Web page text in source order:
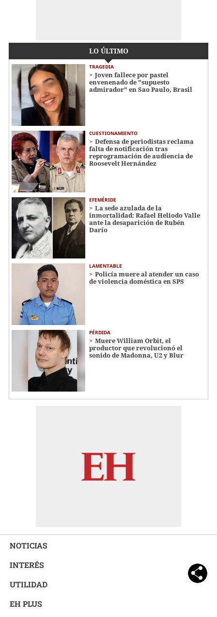
LO ÚLTIMO
TRAGEDIA
Joven fallece por pastel
envenenado de "supuesto
admirador" en Sao Paulo, Brasil
CUESTIONAMIENTO
Defensa de periodistas reclama
falta de notificación tras
reprogramación de audiencia de
Roosevelt Hernández
EFEMÉRIDE
La sede azulada de la
inmortalidad: Rafael Heliodo Valle
ante la desaparición de Rubén
Darío
LAMENTABLE
Policía muere al atender un caso
de violencia doméstica en SPS
PÉRDIDA
Muere William Orbit, el
productor que revolucionó el
sonido de Madonna, U2 y Blur
NOTICIAS
INTERÉS
UTILIDAD
EH PLUS